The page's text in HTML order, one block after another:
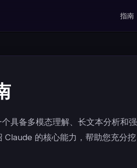
指南
具备多模态理解、长文本分析和强
Claude 的核心能力，帮助您充分挖